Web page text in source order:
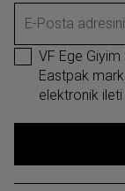
E-Posta
VF Ege Giyim
Eastpak
elektronik